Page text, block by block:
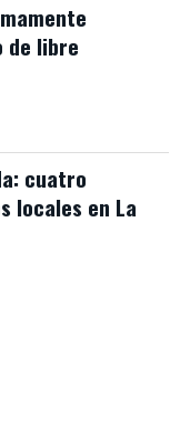
de libre
cuatro
locales en La